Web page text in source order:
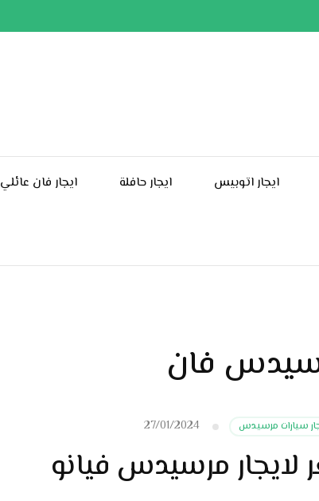
ايجار اتوبيس ايجار حافلة ايجار فان عائلي
فان
سيارات مرسيدس 27/01/2024
مرسيدس فيانو